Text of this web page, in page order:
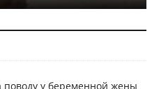
поводу у беременной жены